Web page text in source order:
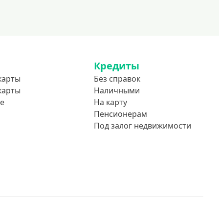
Кредиты
Без справок
Наличными
На карту
Пенсионерам
Под залог недвижимости